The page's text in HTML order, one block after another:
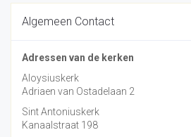
Algemeen Contact
Adressen van de kerken
Aloysiuskerk
Adriaen van Ostadelaan 2
Sint Antoniuskerk
Kanaalstraat 198